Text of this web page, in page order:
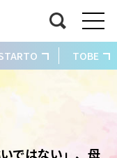
TOBE
ではない」、母